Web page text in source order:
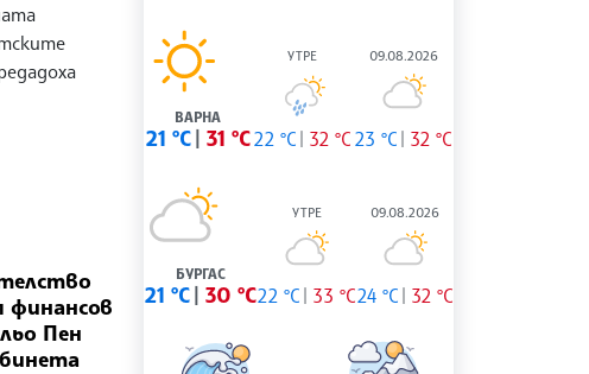
финансов
Пен
ВАРНА
21 °C 31 °C
УТРЕ
22 °C 32 °C
09.08.2026
23 °C 32 °C
БУРГАС
21 °C 30 °C
УТРЕ
22 °C 33 °C
09.08.2026
24 °C 32 °C